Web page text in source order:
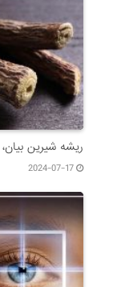
ریشه شیرین
2024-07-17